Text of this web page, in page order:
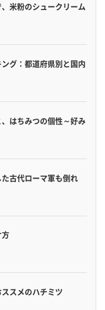
米粉のシュークリーム
グ：都道府県別と国内
はちみつの個性～好み
た古代ローマ軍も倒れ
スメのハチミツ